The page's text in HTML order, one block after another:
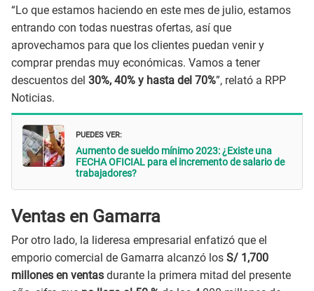
“Lo que estamos haciendo en este mes de julio, estamos
entrando con todas nuestras ofertas, así que
aprovechamos para que los clientes puedan venir y
comprar prendas muy económicas. Vamos a tener
descuentos del 30%, 40% y hasta del 70%”, relató a RPP
Noticias.
PUEDES VER:
Aumento de sueldo mínimo 2023: ¿Existe una
FECHA OFICIAL para el incremento de salario de
trabajadores?
Ventas en Gamarra
Por otro lado, la lideresa empresarial enfatizó que el
emporio comercial de Gamarra alcanzó los S/ 1,700
millones en ventas durante la primera mitad del presente